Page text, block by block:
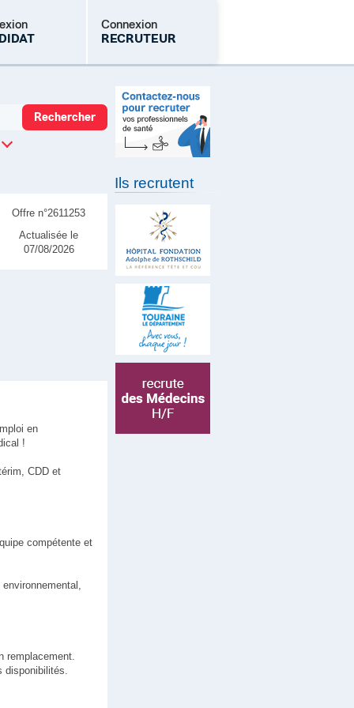
Connexion
RECRUTEUR
Mot de passe oublié
Offre n°2611253
Actualisée le
07/08/2026
en
!
CDD et
compétente et
remplacement.
disponibilités.
Ils recrutent